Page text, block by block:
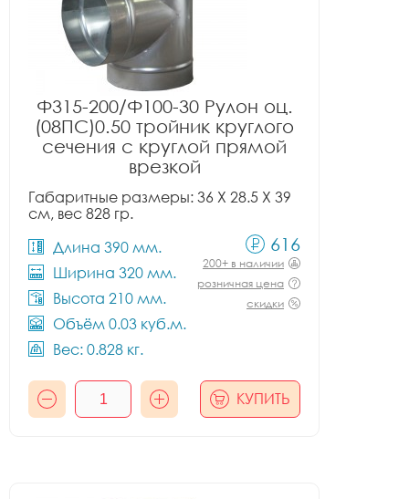
Ф315-200/Ф100-30 Рулон оц.
(08ПС)0.50 тройник круглого
сечения с круглой прямой
врезкой
Габаритные размеры: 36 X 28.5 X 39
см, вес 828 гр.
Длина 390 мм.
Ширина 320 мм.
Высота 210 мм.
Объём 0.03 куб.м.
Вес: 0.828 кг.
616
200+ в наличии
розничная цена
скидки
КУПИТЬ